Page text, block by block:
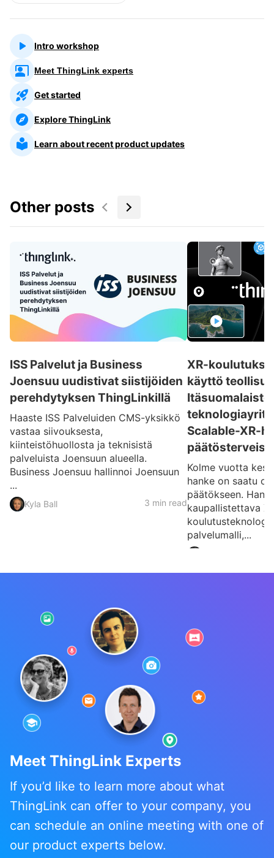
Intro workshop
Meet ThingLink experts
Get started
Explore ThingLink
Learn about recent product updates
Other posts
ISS Palvelut ja Business
Joensuu uudistivat siistijöiden
perehdytyksen ThingLinkillä
Haaste ISS Palveluiden CMS-yksikkö
vastaa siivouksesta,
kiinteistöhuollosta ja teknisistä
palveluista Joensuun alueella.
Business Joensuu hallinnoi Joensuun
...
Kyla Ball 3 min read
XR-
käyttö
Scalable-XR-
Kolme vuotta
hanke on saatu
päätökseen.
kaupallistettava
palvelumalli,...
Meet ThingLink Experts
If you’d like to learn more about what
ThingLink can offer to your company, you
can schedule an online meeting with one of
our product experts below.